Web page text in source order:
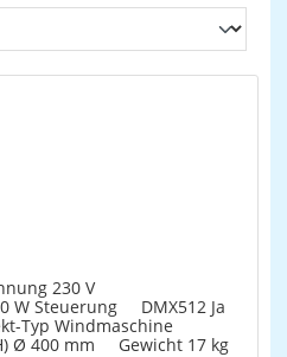
Ja
(L/B/H) Ø 400 mm Gewicht 17 kg